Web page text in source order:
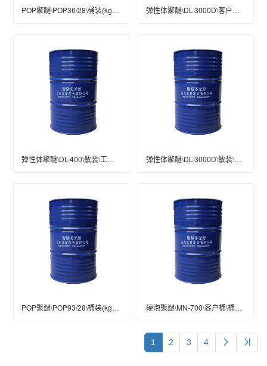
POP聚醚\POP36/28\桶装(kg)\200\工业级 弹性体聚醚\DL-3000D\客户桶\桶装(kg)\200\工业级
弹性体聚醚\DL-400\散装\工业级 弹性体聚醚\DL-3000D\散装\工业级
POP聚醚\POP93/28\桶装(kg)\200\工业级 硬泡聚醚\MN-700\客户桶\桶装(kg)\200\工业级
1 2 3 4